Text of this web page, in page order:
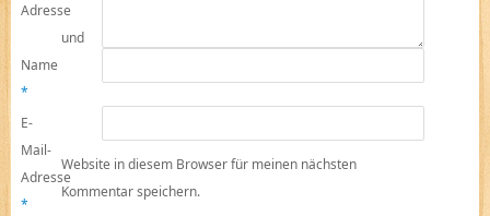
Name
*
E-
Mail-
Adresse
*
Adresse
und
Website in diesem Browser für meinen nächsten
Kommentar speichern.